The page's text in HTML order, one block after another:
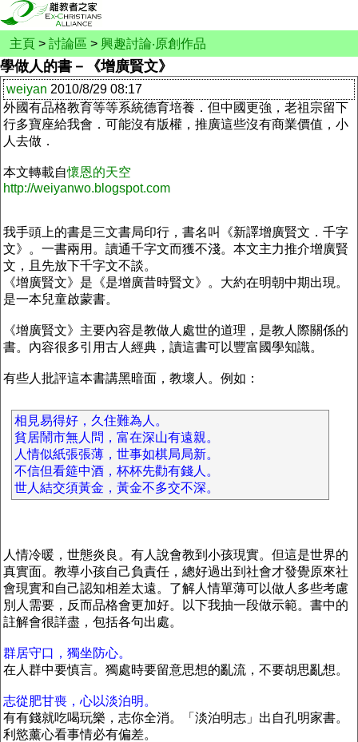
主頁 > 討論區 > 興趣討論‧原創作品
學做人的書－《增廣賢文》
weiyan 2010/8/29 08:17
外國有品格教育等等系統德育培養．但中國更強，老祖宗留下
行多寶座給我會．可能沒有版權，推廣這些沒有商業價值，小
人去做．
本文轉載自懷恩的天空
http://weiyanwo.blogspot.com
我手頭上的書是三文書局印行，書名叫《新譯增廣賢文．千字
文》。一書兩用。讀通千字文而獲不淺。本文主力推介增廣賢
文，且先放下千字文不談。
《增廣賢文》是《是增廣昔時賢文》。大約在明朝中期出現。
是一本兒童啟蒙書。
《增廣賢文》主要內容是教做人處世的道理，是教人際關係的
書。內容很多引用古人經典，讀這書可以豐富國學知識。
有些人批評這本書講黑暗面，教壞人。例如：
相見易得好，久住難為人。
貧居鬧市無人問，富在深山有遠親。
人情似紙張張薄，世事如棋局局新。
不信但看筵中酒，杯杯先勸有錢人。
世人結交須黃金，黃金不多交不深。
人情冷暖，世態炎良。有人說會教到小孩現實。但這是世界的
真實面。教導小孩自己負責任，總好過出到社會才發覺原來社
會現實和自己認知相差太遠。了解人情單薄可以做人多些考慮
別人需要，反而品格會更加好。以下我抽一段做示範。書中的
註解會很詳盡，包括各句出處。
群居守口，獨坐防心。
在人群中要慎言。獨處時要留意思想的亂流，不要胡思亂想。
志從肥甘喪，心以淡泊明。
有有錢就吃喝玩樂，志你全消。「淡泊明志」出自孔明家書。
利慾薰心看事情必有偏差。